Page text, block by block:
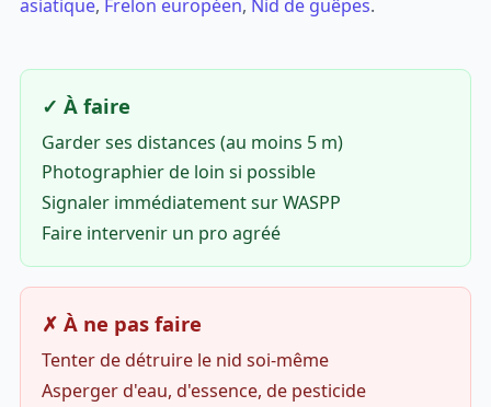
asiatique, Frelon européen, Nid de guêpes.
✓ À faire
Garder ses distances (au moins 5 m)
Photographier de loin si possible
Signaler immédiatement sur WASPP
Faire intervenir un pro agréé
✗ À ne pas faire
Tenter de détruire le nid soi-même
Asperger d'eau, d'essence, de pesticide